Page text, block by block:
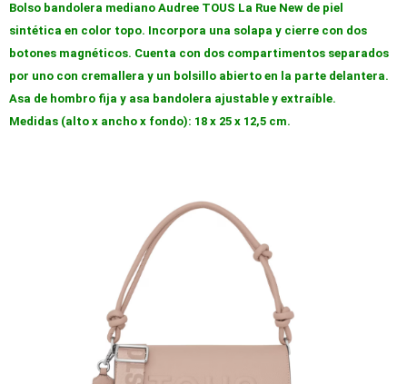
Bolso bandolera mediano Audree TOUS La Rue New de piel
sintética en color topo. Incorpora una solapa y cierre con dos
botones magnéticos. Cuenta con dos compartimentos separados
por uno con cremallera y un bolsillo abierto en la parte delantera.
Asa de hombro fija y asa bandolera ajustable y extraíble.
Medidas (alto x ancho x fondo): 18 x 25 x 12,5 cm.